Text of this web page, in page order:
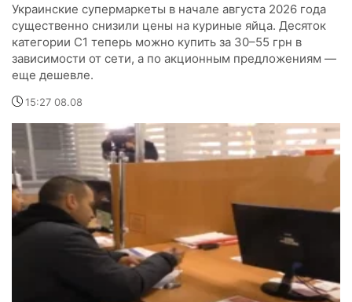
Украинские супермаркеты в начале августа 2026 года
существенно снизили цены на куриные яйца. Десяток
категории С1 теперь можно купить за 30–55 грн в
зависимости от сети, а по акционным предложениям —
еще дешевле.
15:27 08.08